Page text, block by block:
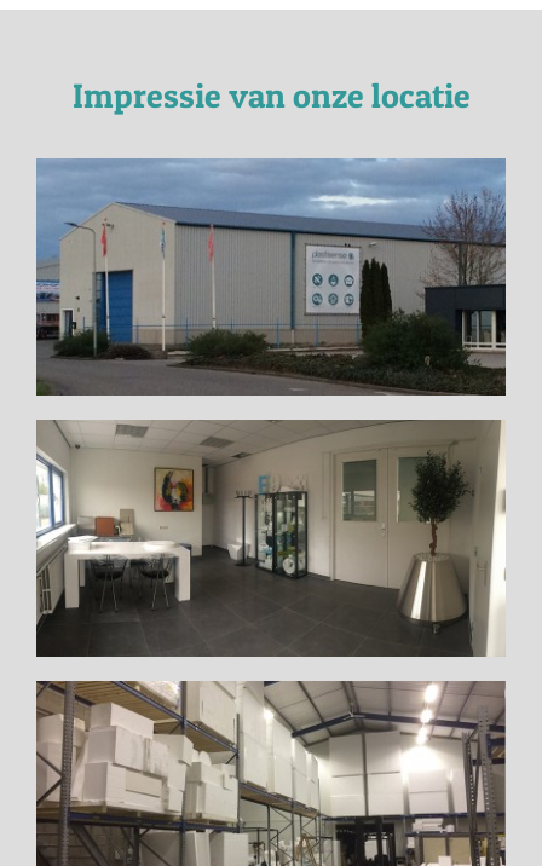
Impressie van onze locatie